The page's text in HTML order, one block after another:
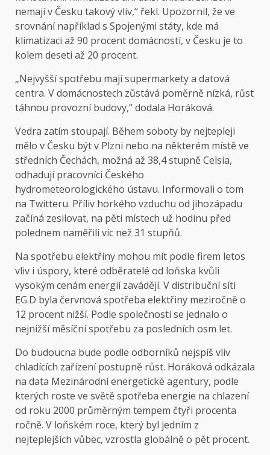
nemají v Česku takový vliv,“ řekl. Upozornil, že ve
srovnání například s Spojenými státy, kde má
klimatizaci až 90 procent domácností, v Česku je to
kolem deseti až 20 procent.
„Nejvyšší spotřebu mají supermarkety a datová
centra. V domácnostech zůstává poměrně nízká, růst
táhnou provozní budovy,“ dodala Horáková.
Vedra zatím stoupají. Během soboty by nejtepleji
mělo v Česku být v Plzni nebo na některém místě ve
středních Čechách, možná až 38,4 stupně Celsia,
odhadují pracovníci Českého
hydrometeorologického ústavu. Informovali o tom
na Twitteru. Příliv horkého vzduchu od jihozápadu
začíná zesilovat, na pěti místech už hodinu před
polednem naměřili víc než 31 stupňů.
Na spotřebu elektřiny mohou mít podle firem letos
vliv i úspory, které odběratelé od loňska kvůli
vysokým cenám energií zavádějí. V distribuční síti
EG.D byla červnová spotřeba elektřiny meziročně o
12 procent nižší. Podle společnosti se jednalo o
nejnižší měsíční spotřebu za posledních osm let.
Do budoucna bude podle odborníků nejspíš vliv
chladících zařízení postupně růst. Horáková odkázala
na data Mezinárodní energetické agentury, podle
kterých roste ve světě spotřeba energie na chlazení
od roku 2000 průměrným tempem čtyři procenta
ročně. V loňském roce, který byl jedním z
nejteplejších vůbec, vzrostla globálně o pět procent.